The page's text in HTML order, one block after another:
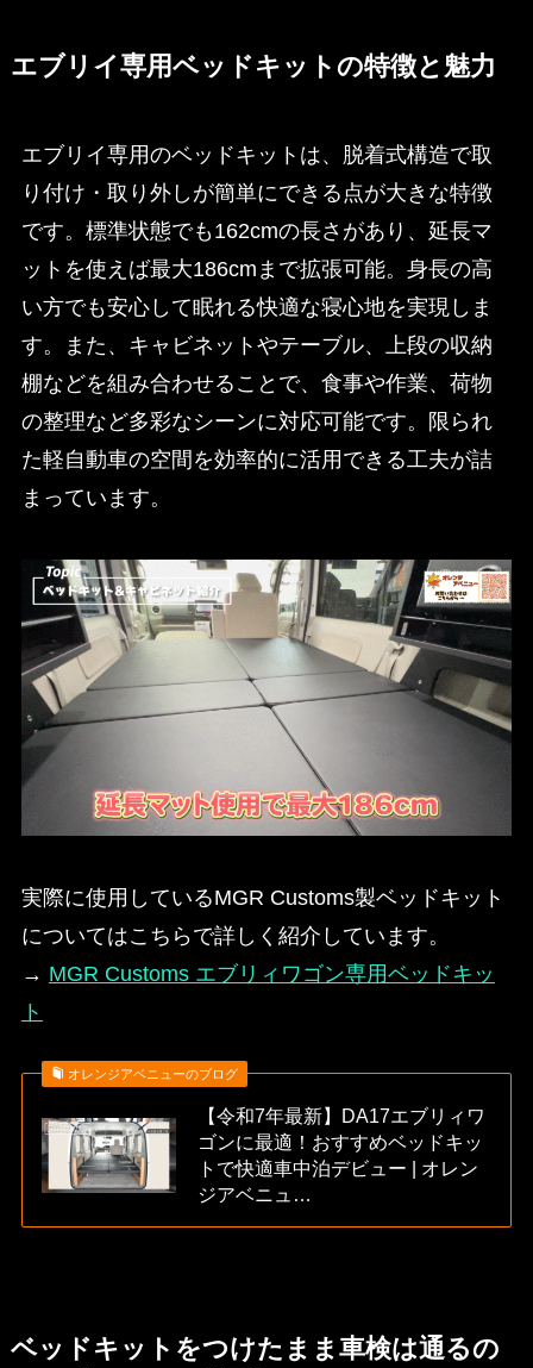
エブリイ専用ベッドキットの特徴と魅力
エブリイ専用のベッドキットは、脱着式構造で取
り付け・取り外しが簡単にできる点が大きな特徴
です。標準状態でも162cmの長さがあり、延長マ
ットを使えば最大186cmまで拡張可能。身長の高
い方でも安心して眠れる快適な寝心地を実現しま
す。また、キャビネットやテーブル、上段の収納
棚などを組み合わせることで、食事や作業、荷物
の整理など多彩なシーンに対応可能です。限られ
た軽自動車の空間を効率的に活用できる工夫が詰
まっています。
実際に使用しているMGR Customs製ベッドキット
についてはこちらで詳しく紹介しています。
→ MGR Customs エブリィワゴン専用ベッドキッ
ト
オレンジアベニューのブログ
【令和7年最新】DA17エブリィワ
ゴンに最適！おすすめベッドキッ
トで快適車中泊デビュー | オレン
ジアベニュ…
ベッドキットをつけたまま車検は通るの